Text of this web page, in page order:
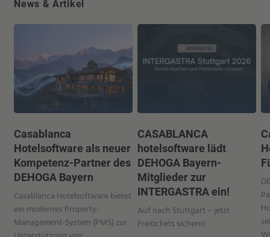
News & Artikel
Casablanca
Hotelsoftware als neuer
Kompetenz-Partner des
DEHOGA Bayern
Casablanca Hotelsoftware bietet
ein modernes Property-
Management-System (PMS) zur
CASABLANCA
hotelsoftware lädt
DEHOGA Bayern-
Mitglieder zur
INTERGASTRA ein!
Auf nach Stuttgart – jetzt
Freitickets sichern!